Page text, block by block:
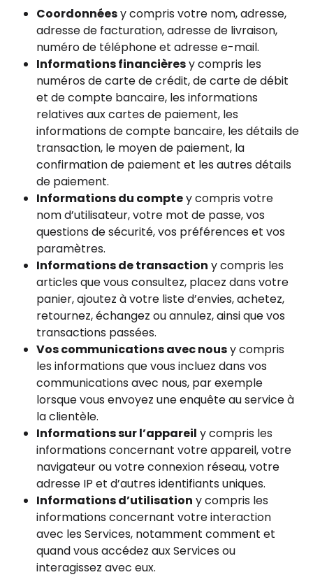
Coordonnéesy compris votre nom, adresse,
adresse de facturation, adresse de livraison,
numéro de téléphone et adresse e-mail.
Informations financièresy compris les
numéros de carte de crédit, de carte de débit
et de compte bancaire, les informations
relatives aux cartes de paiement, les
informations de compte bancaire, les détails de
transaction, le moyen de paiement, la
confirmation de paiement et les autres détails
de paiement.
Informations du comptey compris votre
nom d’utilisateur, votre mot de passe, vos
questions de sécurité, vos préférences et vos
paramètres.
Informations de transaction y compris les
articles que vous consultez, placez dans votre
panier, ajoutez à votre liste d’envies, achetez,
retournez, échangez ou annulez, ainsi que vos
transactions passées.
Vos communications avec nousy compris
les informations que vous incluez dans vos
communications avec nous, par exemple
lorsque vous envoyez une enquête au service à
la clientèle.
Informations sur l’appareil y compris les
informations concernant votre appareil, votre
navigateur ou votre connexion réseau, votre
adresse IP et d’autres identifiants uniques.
Informations d’utilisation y compris les
informations concernant votre interaction
avec les Services, notamment comment et
quand vous accédez aux Services ou
interagissez avec eux.